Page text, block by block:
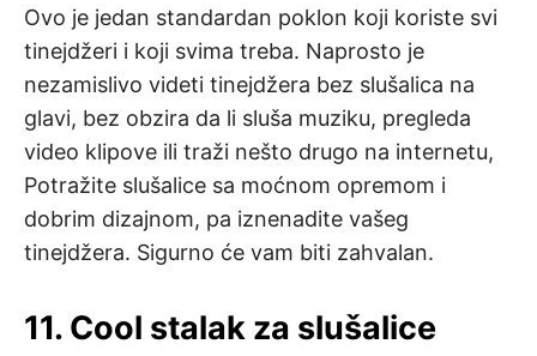
Ovo je jedan standardan poklon koji koriste svi
tinejdžeri i koji svima treba. Naprosto je
nezamislivo videti tinejdžera bez slušalica na
glavi, bez obzira da li sluša muziku, pregleda
video klipove ili traži nešto drugo na internetu,
Potražite slušalice sa moćnom opremom i
dobrim dizajnom, pa iznenadite vašeg
tinejdžera. Sigurno će vam biti zahvalan.
11. Cool stalak za slušalice